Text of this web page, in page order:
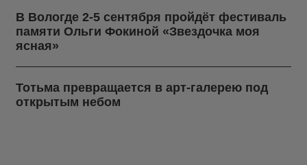
В Вологде 2-5 сентября пройдёт фестиваль
памяти Ольги Фокиной «Звездочка моя
ясная»
Тотьма превращается в арт-галерею под
открытым небом